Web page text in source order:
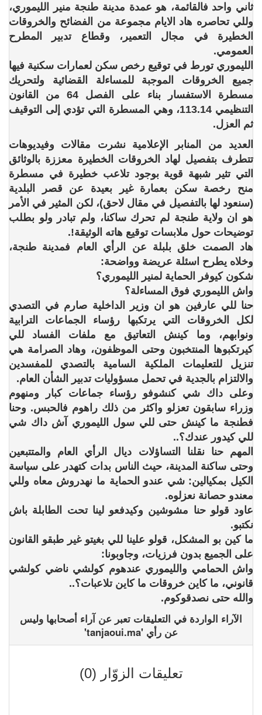
ثاني واحد فالقائمة، هو عمدة مدينة طنجة منير الليموري،
وللي تحاصره هاد الايام مجموعة من الفضائح والخروقات
الخطيرة في مجال التعمير، وقطاع تدبير المطرح
العمومي.
الليموري تورط في توقيع رخص سكن لعمارات سكنية فيها
جميع الخروقات الموجبة للمساءلة القضائية ولتحريك
مسطرة الاستفسار بناء على الفصل 64 من القانون
التنظيمي 113.14، وهي المسطرة التي تؤدي إلى التوقيف
ثم العزل.
العديد من المنابر الإعلامية نشرت مقالات وفيديوهات
تتطرف بتفصيل لهاد الخروقات الخطيرة معززة بالوثائق
التي تثير شبهة قوية بوجود تلاعب خطيرة في مسطرة
منح رخصة سكن بعمارة غير بعيدة عن قصر البلدية
(سنعود لها بالتفصيل في مقال لاحق)، لكن المثير في الأمر
هو ان ولاية طنجة لم تحرك ساكنا، ولم تبادر ولو بطلب
توضيحات حول ملابسات توقيع هاته الوثيقة!.
هاد الصمت خلق بلبلة عن الرأي العام فمدينة طنجة،
وخلاه يطرح اسئلة عريضة وواضحة:
شكون كيوفر الحماية لمنير الليموري؟
واش الليموري فوق المساءلة؟
حنا للي عارفين هو ان وزير الداخلية صارم في التصدي
لكل الخروقات التي يرتكبها رؤساء الجماعات الترابية
ونوابهم، وما كينش التعاتيق مع ملفات الفساد للي
كيرتكبوها المنتخبون وحتى الموظفون، وهاد الصرامة هي
تنزيل للتعليمات الملكية السامية بالتصدي للمفسدين
والالتزام بالجدية في تحمل مسؤوليات تدبير الشأن العام.
وعلى داك شي كنشوفو رؤساء جماعات كبار ومنهوم
وزراء سابقون تعزلو واكثر من ذلك راهوم فالحبس. وحنا
فطنجة ما كينش حتى للي سول الليموري آش داك شي
للي كيدور عندك؟..
المهم حنا نقلنا التساؤلات ديال الرأي العام والمتتبعين
وحتى ساكنة المدينة، حيث الناس بدات كتهدر على سياسة
الكيل بمكيالين: شي عندو الحماية ما نهدروش معاه وللي
معندو حصانة نعزلوه.
عاود قولو حنا مشوشين وكيدفعو لينا تحت الطابلة باش
نكتبو.
ما كين بو المشكل، قولو علينا للي بغيتو غير طبقو القانون
على الجميع بدون فرزيات، وجاوبونا:
واش الحمامي والليموري عندهوم كولشي ناضي كولشي
قانوني، ما كاين خروقات ما كاين تلاعبات؟..
والله حتى نصدقوكوم.
الآراء الواردة في التعليقات تعبر عن آراء أصحابها وليس
عن رأي 'tanjaoui.ma'
تعليقات الزوّار (0)